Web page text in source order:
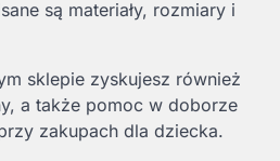
są materiały, rozmiary i
sklepie zyskujesz również
a także pomoc w doborze
zakupach dla dziecka.